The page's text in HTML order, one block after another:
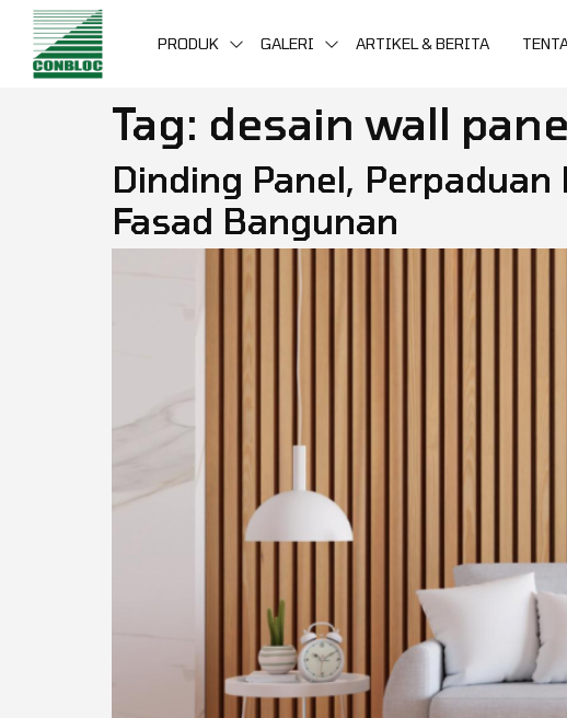
PRODUK GALERI ARTIKEL & BERITA
Tag: desain wall
Dinding Panel,
Fasad Bangunan